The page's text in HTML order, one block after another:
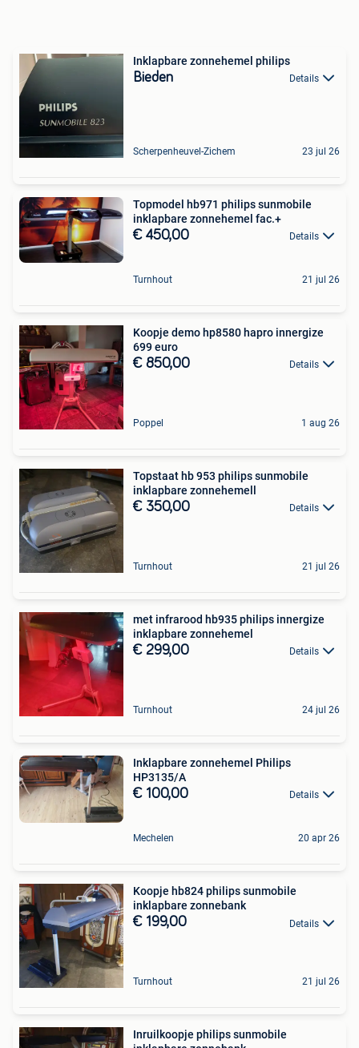
Inklapbare zonnehemel philips
Bieden Details
Scherpenheuvel-Zichem 23 jul 26
Topmodel hb971 philips sunmobile
inklapbare zonnehemel fac.+
€ 450,00 Details
Turnhout 21 jul 26
Koopje demo hp8580 hapro innergize
699 euro
€ 850,00 Details
Poppel 1 aug 26
Topstaat hb 953 philips sunmobile
inklapbare zonnehemell
€ 350,00 Details
Turnhout 21 jul 26
met infrarood hb935 philips innergize
inklapbare zonnehemel
€ 299,00 Details
Turnhout 24 jul 26
Inklapbare zonnehemel Philips
HP3135/A
€ 100,00 Details
Mechelen 20 apr 26
Koopje hb824 philips sunmobile
inklapbare zonnebank
€ 199,00 Details
Turnhout 21 jul 26
Inruilkoopje philips sunmobile